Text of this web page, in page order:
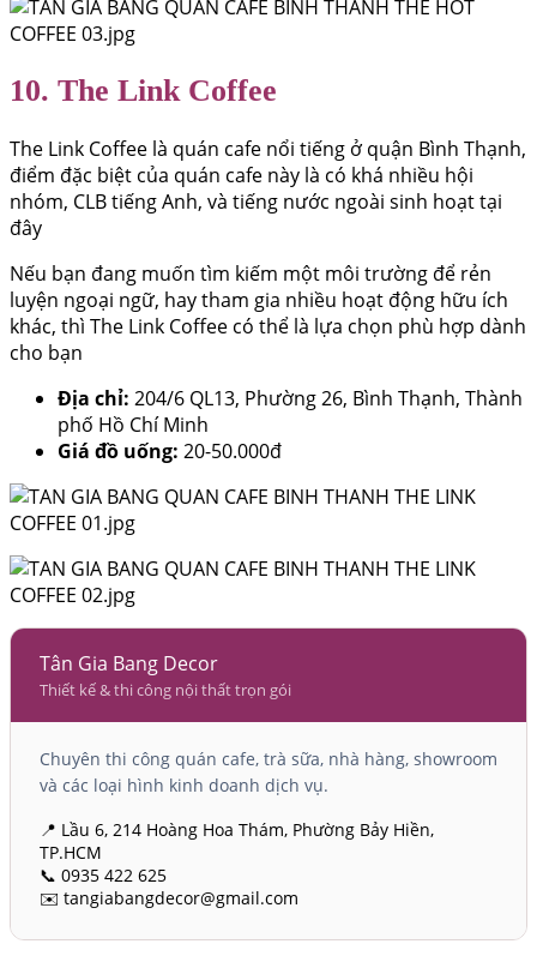
10. The Link Coffee
The Link Coffee là quán cafe nổi tiếng ở quận Bình Thạnh,
điểm đặc biệt của quán cafe này là có khá nhiều hội
nhóm, CLB tiếng Anh, và tiếng nước ngoài sinh hoạt tại
đây
Nếu bạn đang muốn tìm kiếm một môi trường để rẻn
luyện ngoại ngữ, hay tham gia nhiều hoạt động hữu ích
khác, thì The Link Coffee có thể là lựa chọn phù hợp dành
cho bạn
Địa chỉ: 204/6 QL13, Phường 26, Bình Thạnh, Thành
phố Hồ Chí Minh
Giá đồ uống: 20-50.000đ
Tân Gia Bang Decor
Thiết kế & thi công nội thất trọn gói
Chuyên thi công quán cafe, trà sữa, nhà hàng, showroom
và các loại hình kinh doanh dịch vụ.
📍 Lầu 6, 214 Hoàng Hoa Thám, Phường Bảy Hiền,
TP.HCM
📞 0935 422 625
✉️ tangiabangdecor@gmail.com